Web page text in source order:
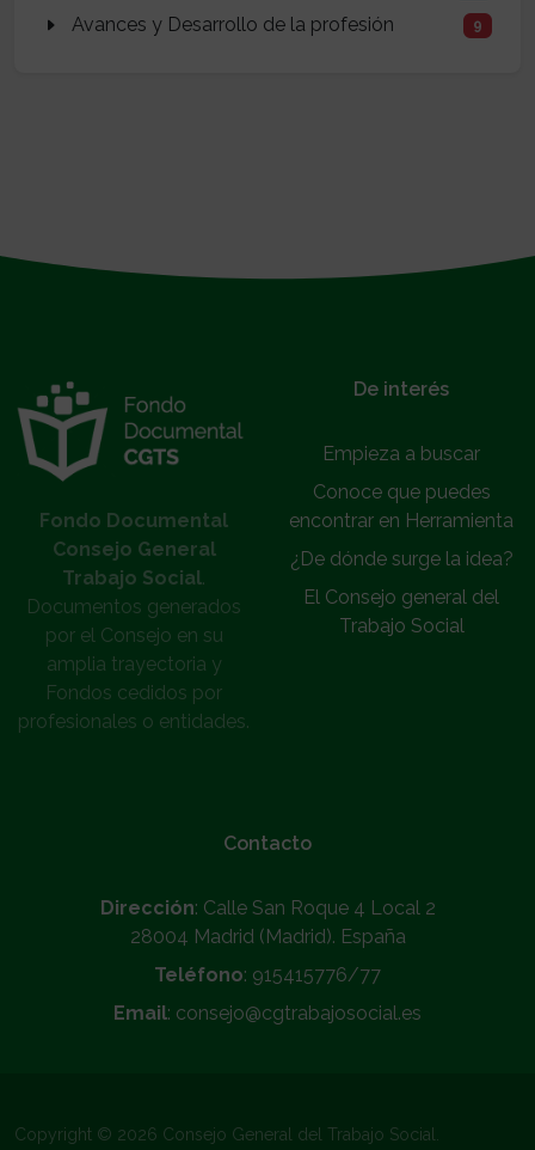
Avances y Desarrollo de la profesión 9
Fondo Documental
Consejo General
Trabajo Social.
Documentos generados
por el Consejo en su
amplia trayectoria y
Fondos cedidos por
profesionales o entidades.
De interés
Empieza a buscar
Conoce que puedes
encontrar en Herramienta
¿De dónde surge la idea?
El Consejo general del
Trabajo Social
Contacto
Dirección: Calle San Roque 4 Local 2
28004 Madrid (Madrid). España
Teléfono: 915415776/77
Email: consejo@cgtrabajosocial.es
Copyright © 2026 Consejo General del Trabajo Social.